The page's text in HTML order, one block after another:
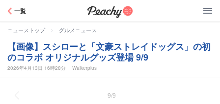
一覧
ニューストップ > グルメニュース
【画像】スシローと「文豪ストレイドッグス」の初
のコラボ オリジナルグッズ登場 9/9
2026年4月13日 16時28分 Walkerplus
9/9